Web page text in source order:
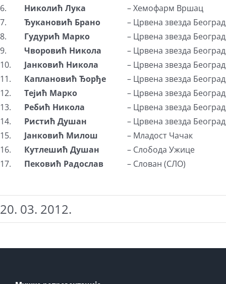
6.
7.
8.
9.
10.
11.
12.
13.
14.
15.
16.
17.
Николић Лука
Ђукановић Брано
Гудурић Марко
Чворовић Никола
Јанковић Никола
Каплановић Ђорђе
Тејић Марко
Ребић Никола
Ристић Душан
Јанковић Милош
Кутлешић Душан
Пековић Радослав
– Хемофарм Вршац
– Црвена звезда Београд
– Црвена звезда Београд
– Црвена звезда Београд
– Црвена звезда Београд
– Црвена звезда Београд
– Црвена звезда Београд
– Црвена звезда Београд
– Црвена звезда Београд
– Младост Чачак
– Слобода Ужице
– Слован (СЛО)
20. 03. 2012.